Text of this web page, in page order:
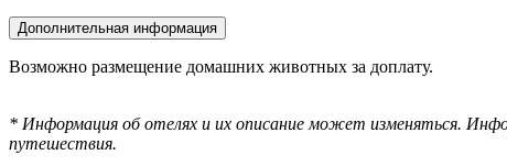
Дополнительная информация
Возможно размещение домашних животных за доплату.
* Информация об отелях и их описание может изменяться.
путешествия.